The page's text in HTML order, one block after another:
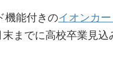
機能付きのイオンカー
までに高校卒業見込